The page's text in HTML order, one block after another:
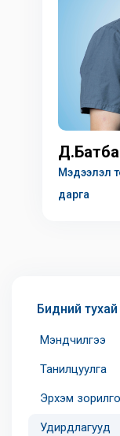
Мэдээлэл
дарга
Бидний тухай
Мэндчилгээ
Танилцуулга
Эрхэм зорилго
Удирдлагууд